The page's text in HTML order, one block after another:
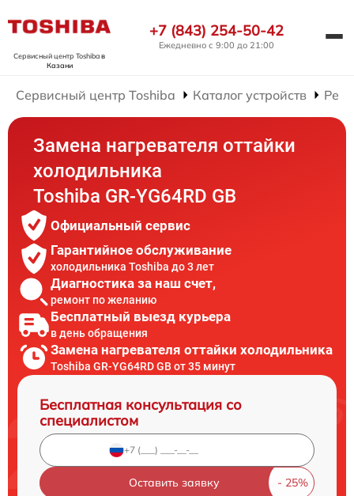
Сервисный центр Toshibaв
Казани
+7 (843) 254-50-42
Ежедневно с 9:00 до 21:00
Сервисный центр Toshiba Каталог устройств
Замена нагревателя оттайки
холодильника
Toshiba GR-YG64RD GB
Официальный сервис
Гарантийное обслуживание
холодильника Toshiba до 3 лет
Диагностика за наш счет,
ремонт по желанию
Бесплатный выезд курьера
в день обращения
Замена нагревателя оттайки холодильника
Toshiba GR-YG64RD GB от 35 минут
Бесплатная консультация со
специалистом
Оставить заявку